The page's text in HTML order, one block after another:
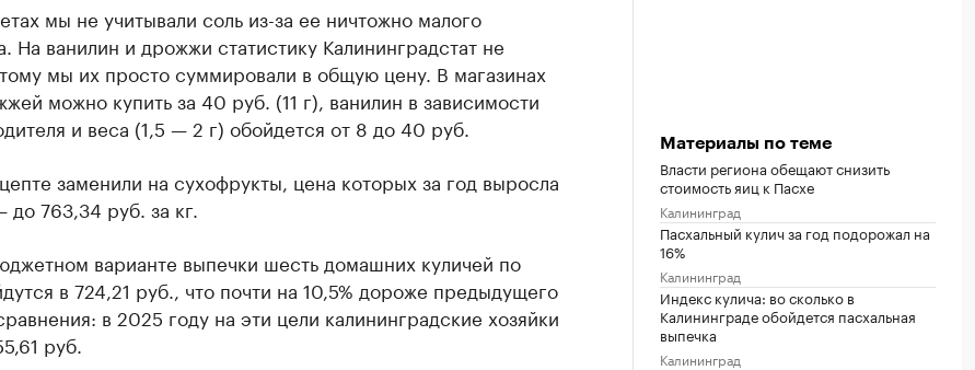
мы не учитывали соль из-за ее ничтожно малого
На ванилин и дрожжи статистику Калининградстат не
мы их просто суммировали в общую цену. В магазинах
можно купить за 40 руб. (11 г), ванилин в зависимости
и веса (1,5 — 2 г) обойдется от 8 до 40 руб.
заменили на сухофрукты, цена которых за год выросла
до 763,34 руб. за кг.
варианте выпечки шесть домашних куличей по
в 724,21 руб., что почти на 10,5% дороже предыдущего
в 2025 году на эти цели калининградские хозяйки
руб.
Материалы по теме
Власти региона обещают снизить
стоимость яиц к Пасхе
Калининград
Пасхальный кулич за год подорожал на
16%
Калининград
Индекс кулича: во сколько в
Калининграде обойдется пасхальная
выпечка
Калининград